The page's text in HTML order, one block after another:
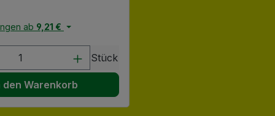
Wert ein oder benutze die
ab 9,21 €
Anzahl: Gib den gewünschten Wert
Stück
den Warenkorb